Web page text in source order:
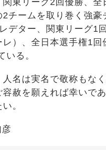
東リーグ2回優勝、
チームを取り巻く強
デター、関東リーグ1
レ）、全日本選手権1
いる。
名は実名で敬称もな
赦を願えれば幸いで
。